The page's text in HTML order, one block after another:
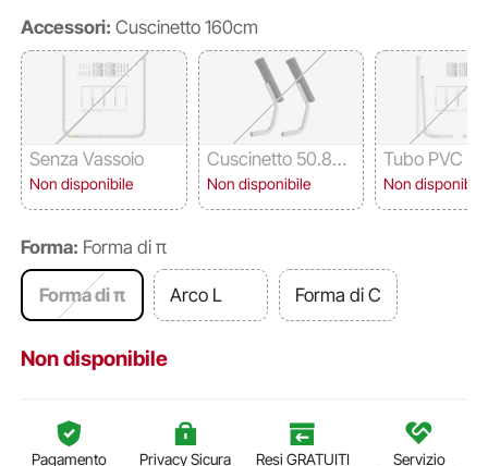
Accessori: Cuscinetto 160cm
Senza Vassoio
Non disponibile
Cuscinetto 50.8c
m
Non disponibile
Tubo PVC
con
Non disponibile
Forma: Forma di π
Forma di π Arco L Forma di C
Non disponibile
Pagamento
Privacy Sicura Resi GRATUITI
Servizio